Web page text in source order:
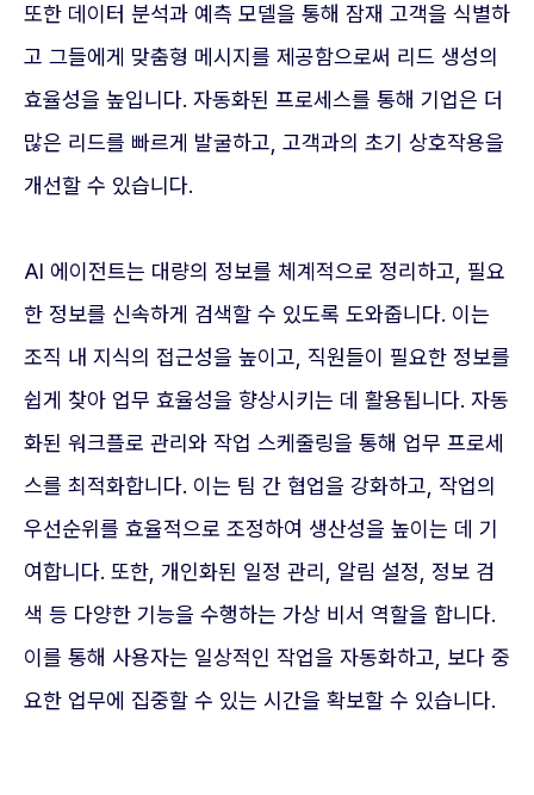
또한 데이터 분석과 예측 모델을 통해 잠재 고객을 식별하
고 그들에게 맞춤형 메시지를 제공함으로써 리드 생성의
효율성을 높입니다. 자동화된 프로세스를 통해 기업은 더
많은 리드를 빠르게 발굴하고, 고객과의 초기 상호작용을
개선할 수 있습니다.
AI 에이전트는 대량의 정보를 체계적으로 정리하고, 필요
한 정보를 신속하게 검색할 수 있도록 도와줍니다. 이는
조직 내 지식의 접근성을 높이고, 직원들이 필요한 정보를
쉽게 찾아 업무 효율성을 향상시키는 데 활용됩니다. 자동
화된 워크플로 관리와 작업 스케줄링을 통해 업무 프로세
스를 최적화합니다. 이는 팀 간 협업을 강화하고, 작업의
우선순위를 효율적으로 조정하여 생산성을 높이는 데 기
여합니다. 또한, 개인화된 일정 관리, 알림 설정, 정보 검
색 등 다양한 기능을 수행하는 가상 비서 역할을 합니다.
이를 통해 사용자는 일상적인 작업을 자동화하고, 보다 중
요한 업무에 집중할 수 있는 시간을 확보할 수 있습니다.